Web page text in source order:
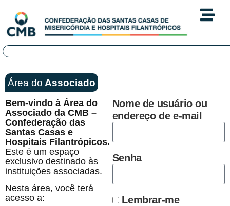
Área do Associado
Bem-vindo à Área do
Associado da CMB –
Confederação das
Santas Casas e
Hospitais Filantrópicos.
Este é um espaço
exclusivo destinado às
instituições associadas.
Nesta área, você terá
acesso a:
Nome de usuário ou
endereço de e-mail
Senha
Lembrar-me